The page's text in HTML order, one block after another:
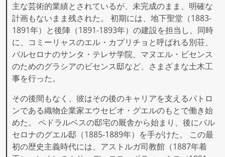
主な芸術的業績とされているが、未完成のまま、明確な
計画もないまま残された。 初期には、地下聖堂（1883-
1891年）と後陣（1891-1893年）の建設を担当し、同時
に、コミーリャスのエル・カプリチョと呼ばれる別荘、
バルセロナのサンタ・テレサ学院、マヌエル・ビセンス
のためのグラシアのビセンス邸など、さまざまな土木工
事を行った。
その後間もなく、彼はその後のキャリアを支えるパトロ
ンである織物企業家エウセビオ・グエルのもとで働き始
めた。 ペドラルベスの邸宅の厩舎から始まり、後にバル
セロナのグエル邸（1885-1889年）を手がけた。 この最
初の歴史主義時代には、アストルガ司教館（1887年着